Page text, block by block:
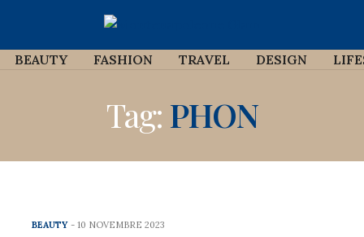
BEAUTY FASHION TRAVEL DESIGN
Tag: PHON
BEAUTY 10 NOVEMBRE 2023